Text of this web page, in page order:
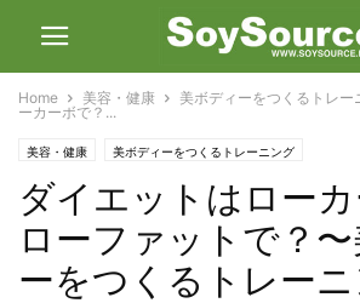
Home 美容・健康 美ボディーをつくるトレー
ーカーボで？...
美容・健康 美ボディーをつくるトレーニング
ダイエットはローカ
ローファットで？
ーをつくるトレー